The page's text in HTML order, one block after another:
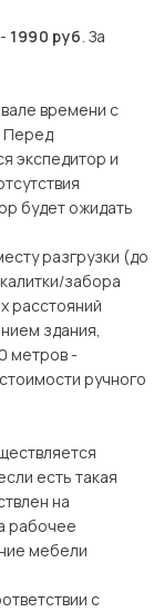
1990 руб. За
времени с
Перед
экспедитор и
будет ожидать
разгрузки (до
забора
расстояний
здания,
метров -
ручного
есть такая
на
рабочее
мебели
с